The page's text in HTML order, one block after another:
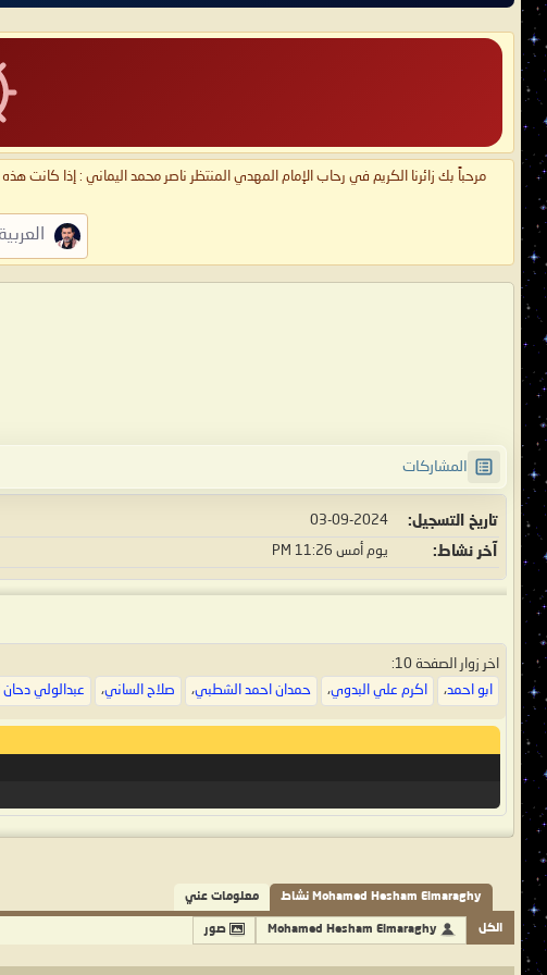
مرحباً بك زائرنا الكريم في رحاب الإمام المهدي المنتظر ناصر محمد اليماني : إذا كانت هذه
العربية
المشاركات
تاريخ التسجيل 03-09-2024
آخر نشاط يوم أمس 11:26 PM
اخر زوار الصفحة 10:
ابو احمد، اكرم علي البدوي، حمدان احمد الشطبي، صلاح الساني، عبدالولي
Mohamed Hesham Elmaraghy نشاط معلومات عني
الكل Mohamed Hesham Elmaraghy صور